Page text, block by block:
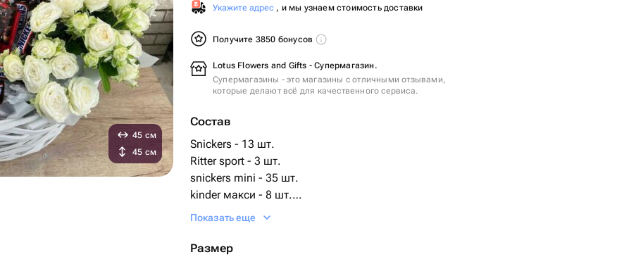
Укажите адрес , и мы узнаем стоимость доставки
Получите 3850 бонусов
Lotus Flowers and Gifts - Супермагазин.
Супермагазины - это магазины с отличными отзывами,
которые делают всё для качественного сервиса.
Состав
Snickers - 13 шт.
Ritter sport - 3 шт.
snickers mini - 35 шт.
kinder макси - 8 шт.
розы кустовые - 11 шт.
kinder country 23гр - 8 шт.
Показать еще
Размер
45 см
45 см